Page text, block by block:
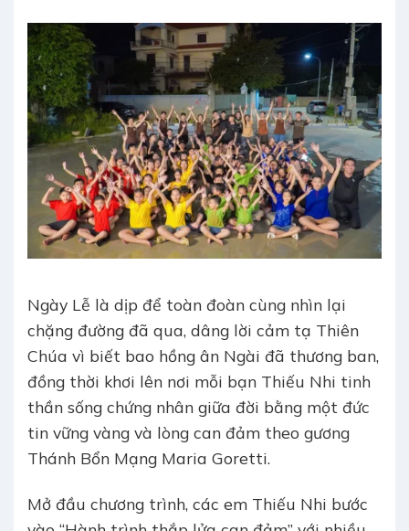
Ngày Lễ là dịp để toàn đoàn cùng nhìn lại
chặng đường đã qua, dâng lời cảm tạ Thiên
Chúa vì biết bao hồng ân Ngài đã thương ban,
đồng thời khơi lên nơi mỗi bạn Thiếu Nhi tinh
thần sống chứng nhân giữa đời bằng một đức
tin vững vàng và lòng can đảm theo gương
Thánh Bổn Mạng Maria Goretti.
Mở đầu chương trình, các em Thiếu Nhi bước